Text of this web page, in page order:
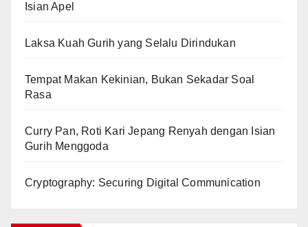
Isian Apel
Laksa Kuah Gurih yang Selalu Dirindukan
Tempat Makan Kekinian, Bukan Sekadar Soal
Rasa
Curry Pan, Roti Kari Jepang Renyah dengan Isian
Gurih Menggoda
Cryptography: Securing Digital Communication